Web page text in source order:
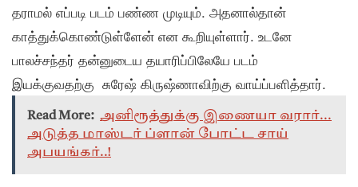
தராமல் எப்படி படம் பண்ண முடியும். அதனால்தான்
காத்துக்கொண்டுள்ளேன் என கூறியுள்ளார். உடனே
பாலச்சந்தர் தன்னுடைய தயாரிப்பிலேயே படம்
இயக்குவதற்கு சுரேஷ் கிருஷ்ணாவிற்கு வாய்ப்பளித்தார்.
Read More: அனிரூத்துக்கு இணையா வரார்...
அடுத்த மாஸ்டர் ப்ளான் போட்ட சாய்
அபயங்கர்..!